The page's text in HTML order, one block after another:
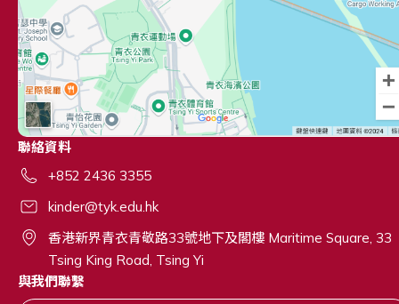
聯絡資料
+852 2436 3355
kinder@tyk.edu.hk
香港新界青衣青敬路33號地下及閣樓 Maritime Square, 33
Tsing King Road, Tsing Yi
與我們聯繫